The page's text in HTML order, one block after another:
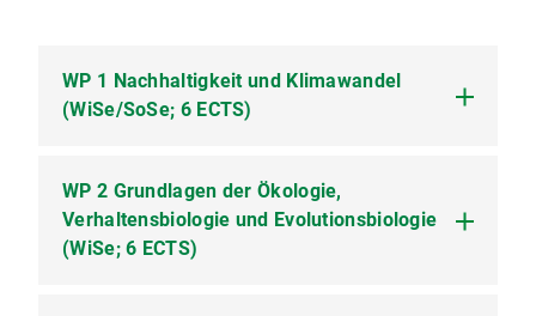
WP 1 Nachhaltigkeit und Klimawandel
(WiSe/SoSe; 6 ECTS)
WP 1.1 Klimawandel im Kontext nachhaltiger
Entwicklung (Online-Kurs, 2-3 SWS)
WP 2 Grundlagen der Ökologie,
Verhaltensbiologie und Evolutionsbiologie
(WiSe; 6 ECTS)